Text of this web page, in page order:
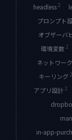
headless 2
プロンプト
オブザーバ
環境変数 2
ネットワーク
キーリング 2
アプリ設計 2
in-app-